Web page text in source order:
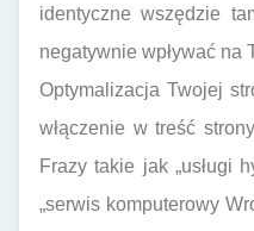
identyczne wszędzie
negatywnie wpływać
Optymalizacja Twojej
włączenie w treść
Frazy takie jak „usługi
„serwis komputerowy